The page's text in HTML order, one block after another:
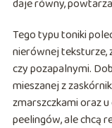
daje równy,
Tego typu toniki
nierównej teksturze,
czy pozapalnymi.
mieszanej z
zmarszczkami oraz
peelingów, ale chcą